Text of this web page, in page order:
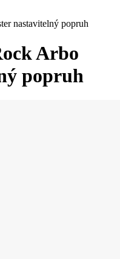
nastavitelný popruh
Arbo
popruh